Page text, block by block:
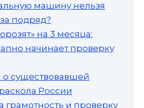
машину нельзя
подряд?
на 3 месяца:
начинает проверку
о существовавшей
России
грамотность и проверку